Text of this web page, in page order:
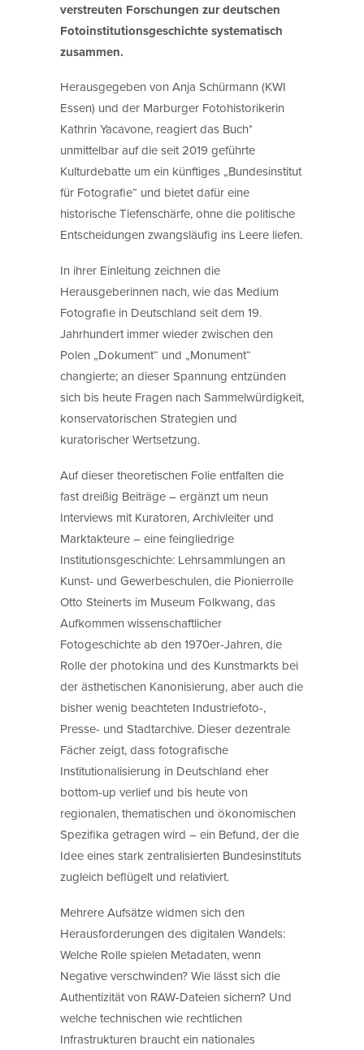
verstreuten Forschungen zur deutschen
Fotoinstitutionsgeschichte systematisch
zusammen.
Herausgegeben von Anja Schürmann (KWI
Essen) und der Marburger Fotohistorikerin
Kathrin Yacavone, reagiert das Buch*
unmittelbar auf die seit 2019 geführte
Kulturdebatte um ein künftiges „Bundesinstitut
für Fotografie“ und bietet dafür eine
historische Tiefenschärfe, ohne die politische
Entscheidungen zwangsläufig ins Leere liefen.
In ihrer Einleitung zeichnen die
Herausgeberinnen nach, wie das Medium
Fotografie in Deutschland seit dem 19.
Jahrhundert immer wieder zwischen den
Polen „Dokument“ und „Monument“
changierte; an dieser Spannung entzünden
sich bis heute Fragen nach Sammelwürdigkeit,
konservatorischen Strategien und
kuratorischer Wertsetzung.
Auf dieser theoretischen Folie entfalten die
fast dreißig Beiträge – ergänzt um neun
Interviews mit Kuratoren, Archivleiter und
Marktakteure – eine feingliedrige
Institutionsgeschichte: Lehrsammlungen an
Kunst- und Gewerbeschulen, die Pionierrolle
Otto Steinerts im Museum Folkwang, das
Aufkommen wissenschaftlicher
Fotogeschichte ab den 1970er-Jahren, die
Rolle der photokina und des Kunstmarkts bei
der ästhetischen Kanonisierung, aber auch die
bisher wenig beachteten Industriefoto-,
Presse- und Stadtarchive. Dieser dezentrale
Fächer zeigt, dass fotografische
Institutionalisierung in Deutschland eher
bottom-up verlief und bis heute von
regionalen, thematischen und ökonomischen
Spezifika getragen wird – ein Befund, der die
Idee eines stark zentralisierten Bundesinstituts
zugleich beflügelt und relativiert.
Mehrere Aufsätze widmen sich den
Herausforderungen des digitalen Wandels:
Welche Rolle spielen Metadaten, wenn
Negative verschwinden? Wie lässt sich die
Authentizität von RAW-Dateien sichern? Und
welche technischen wie rechtlichen
Infrastrukturen braucht ein nationales